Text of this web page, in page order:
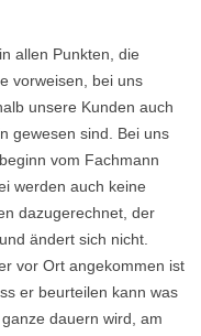
allen Punkten, die
vorweisen, bei uns
unsere Kunden auch
gewesen sind. Bei uns
vom Fachmann
werden auch keine
dazugerechnet, der
ändert sich nicht.
vor Ort angekommen ist
er beurteilen kann was
dauern wird, am